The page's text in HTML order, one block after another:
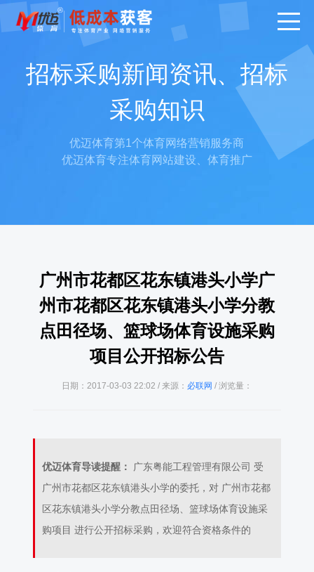
招标采购新闻资讯、招标
采购知识
优迈体育第1个体育网络营销服务商
优迈体育专注体育网站建设、体育推广
广州市花都区花东镇港头小学广
州市花都区花东镇港头小学分教
点田径场、篮球场体育设施采购
项目公开招标公告
日期：2017-03-03 22:02 / 来源： 必联网 / 浏览量：
优迈体育导读提醒：
广东粤能工程管理有限公司 受
广州市花都区花东镇港头小学的委托，对 广州市花都
区花东镇港头小学分教点田径场、篮球场体育设施采
购项目 进行公开招标采购，欢迎符合资格条件的